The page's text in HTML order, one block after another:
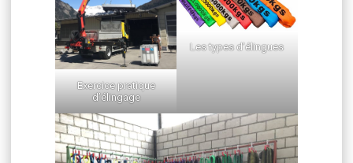
Exercice pratique
d’élingage
Les types d’élingues